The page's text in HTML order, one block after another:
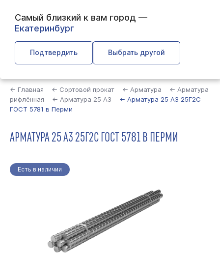
Самый близкий к вам город —
Екатеринбург
Подтвердить Выбрать другой
← Главная ← Сортовой прокат ← Арматура
← Арматура
рифлённая
← Арматура 25 А3
← Арматура 25 А3 25Г2С
ГОСТ 5781 в Перми
АРМАТУРА 25 А3 25Г2С ГОСТ 5781 В ПЕРМИ
Есть в наличии